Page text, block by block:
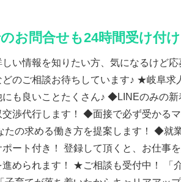
お問合せも24時間受け付
しい情報を知りたい方、気になるけど
のご相談お待ちしています♪ ★岐阜求
にも良いことたくさん♪ ◆LINEのみの
渉代行します！ ◆面接で必ず受かる
たの求める働き方を提案します！ ◆就
ート付き！ 登録して頂くと、お仕事
進められます！ ★ご相談も受付中！ 「